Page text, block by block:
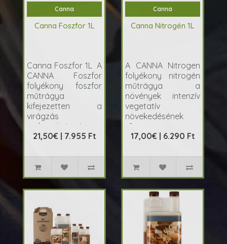
Canna
Canna Foszfor 1L
Canna Foszfor 1L A
CANNA Foszfor
folyékony foszfor
műtrágya
kifejezetten a
virágzás
serkentésére és a ..
21,50€ | 7.955 Ft
Canna
Canna Nitrogén 1L
A CANNA Nitrogen
folyékony nitrogén
műtrágya a
növények intenzív
vegetatív
növekedésének
t&aac..
17,00€ | 6.290 Ft